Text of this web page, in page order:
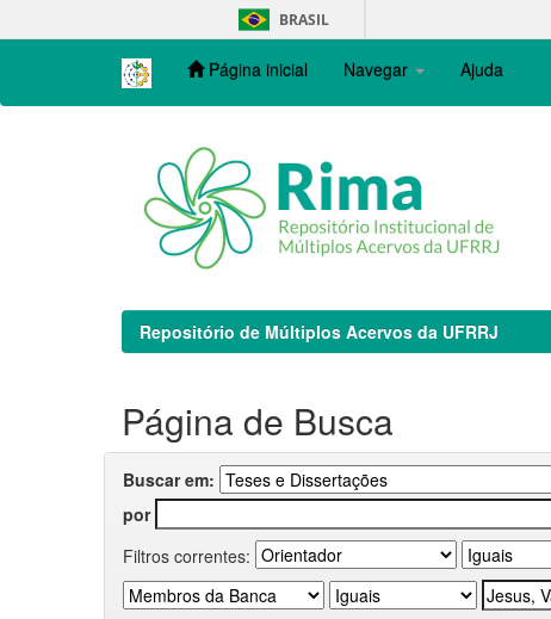
navigation
BRASIL
Página inicial Navegar Ajuda
Repositório de Múltiplos Acervos da UFRRJ
Página de Busca
Buscar em:
por
Filtros correntes: